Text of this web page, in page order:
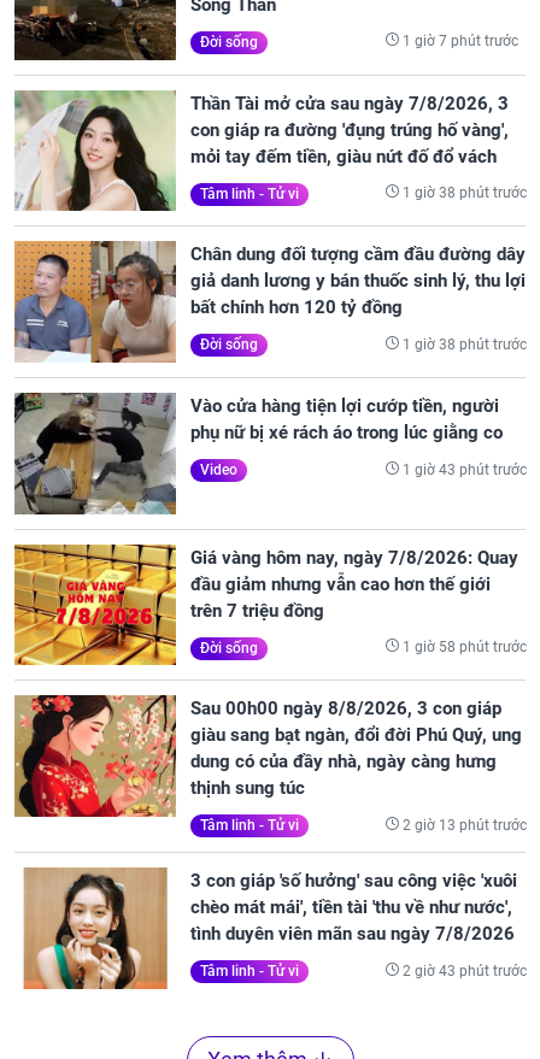
Sóng Thần
Đời sống 1 giờ 7 phút trước
Thần Tài mở cửa sau ngày 7/8/2026, 3
con giáp ra đường 'đụng trúng hố vàng',
mỏi tay đếm tiền, giàu nứt đố đổ vách
Tâm linh - Tử vi 1 giờ 38 phút trước
Chân dung đối tượng cầm đầu đường dây
giả danh lương y bán thuốc sinh lý, thu lợi
bất chính hơn 120 tỷ đồng
Đời sống 1 giờ 38 phút trước
Vào cửa hàng tiện lợi cướp tiền, người
phụ nữ bị xé rách áo trong lúc giằng co
Video 1 giờ 43 phút trước
Giá vàng hôm nay, ngày 7/8/2026: Quay
đầu giảm nhưng vẫn cao hơn thế giới
trên 7 triệu đồng
Đời sống 1 giờ 58 phút trước
Sau 00h00 ngày 8/8/2026, 3 con giáp
giàu sang bạt ngàn, đổi đời Phú Quý, ung
dung có của đầy nhà, ngày càng hưng
thịnh sung túc
Tâm linh - Tử vi 2 giờ 13 phút trước
3 con giáp 'số hưởng' sau công việc 'xuôi
chèo mát mái', tiền tài 'thu về như nước',
tình duyên viên mãn sau ngày 7/8/2026
Tâm linh - Tử vi 2 giờ 43 phút trước